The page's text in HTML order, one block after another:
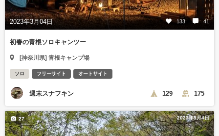
2023年3月04日 133 41
初春の青根ソロキャンツー
[神奈川県] 青根キャンプ場
ソロ フリーサイト オートサイト
週末スナフキン 129 175
2023年5月4日
27